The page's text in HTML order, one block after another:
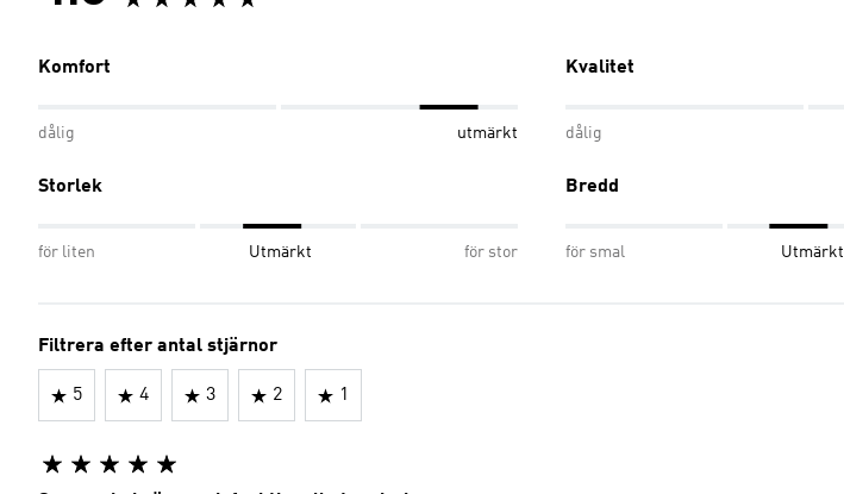
Komfort
dålig utmärkt
Kvalitet
dålig
Storlek
för liten Utmärkt för stor
Bredd
för smal Utmärkt
Filtrera efter antal stjärnor
5 4 3 2 1